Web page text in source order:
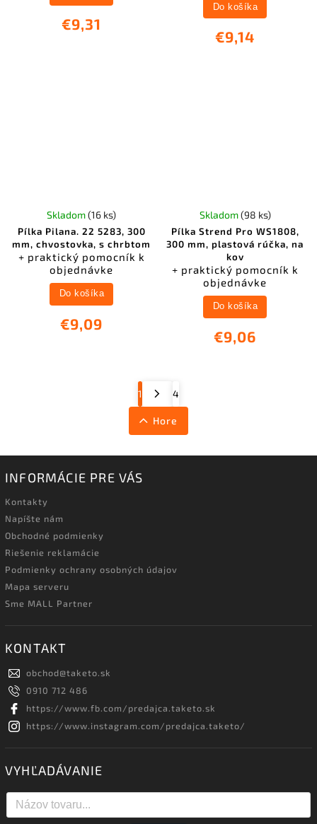
€9,31
€9,14
Do košíka
Pílka Pilana. 22 5283, 300
mm, chvostovka, s chrbtom
+ praktický pomocník k
objednávke
Skladom(16 ks)
€9,09
Do košíka
Pílka Strend Pro WS1808,
300 mm, plastová rúčka, na
kov
+ praktický pomocník k
objednávke
Skladom(98 ks)
€9,06
Do košíka
1 4
Hore
INFORMÁCIE PRE VÁS
Kontakty
Napíšte nám
Obchodné podmienky
Riešenie reklamácie
Podmienky ochrany osobných údajov
Mapa serveru
Sme MALL Partner
KONTAKT
obchod@taketo.sk
0910 712 486
https://www.fb.com/predajca.taketo.sk
https://www.instagram.com/predajca.taketo/
VYHĽADÁVANIE